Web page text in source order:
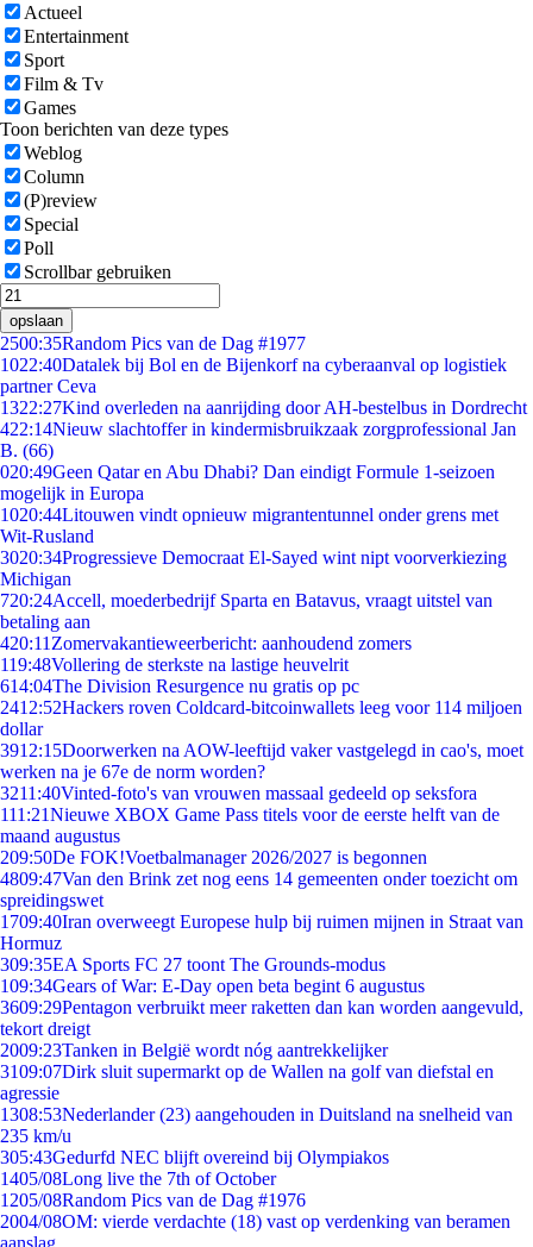
Actueel
Entertainment
Sport
Film & Tv
Games
Toon berichten van deze types
Weblog
Column
(P)review
Special
Poll
Scrollbar gebruiken
opslaan
2500:35Random Pics van de Dag #1977
1022:40Datalek bij Bol en de Bijenkorf na cyberaanval op logistiek
partner Ceva
1322:27Kind overleden na aanrijding door AH-bestelbus in Dordrecht
422:14Nieuw slachtoffer in kindermisbruikzaak zorgprofessional Jan
B. (66)
020:49Geen Qatar en Abu Dhabi? Dan eindigt Formule 1-seizoen
mogelijk in Europa
1020:44Litouwen vindt opnieuw migrantentunnel onder grens met
Wit-Rusland
3020:34Progressieve Democraat El-Sayed wint nipt voorverkiezing
Michigan
720:24Accell, moederbedrijf Sparta en Batavus, vraagt uitstel van
betaling aan
420:11 Zomervakantieweerbericht: aanhoudend zomers
119:48Vollering de sterkste na lastige heuvelrit
614:04The Division Resurgence nu gratis op pc
2412:52Hackers roven Coldcard-bitcoinwallets leeg voor 114 miljoen
dollar
3912:15Doorwerken na AOW-leeftijd vaker vastgelegd in cao's, moet
werken na je 67e de norm worden?
3211:40Vinted-foto's van vrouwen massaal gedeeld op seksfora
111:21Nieuwe XBOX Game Pass titels voor de eerste helft van de
maand augustus
209:50De FOK!Voetbalmanager 2026/2027 is begonnen
4809:47Van den Brink zet nog eens 14 gemeenten onder toezicht om
spreidingswet
1709:40Iran overweegt Europese hulp bij ruimen mijnen in Straat van
Hormuz
309:35EA Sports FC 27 toont The Grounds-modus
109:34Gears of War: E-Day open beta begint 6 augustus
3609:29Pentagon verbruikt meer raketten dan kan worden aangevuld,
tekort dreigt
2009:23Tanken in België wordt nóg aantrekkelijker
3109:07Dirk sluit supermarkt op de Wallen na golf van diefstal en
agressie
1308:53Nederlander (23) aangehouden in Duitsland na snelheid van
235 km/u
305:43Gedurfd NEC blijft overeind bij Olympiakos
1405/08Long live the 7th of October
1205/08Random Pics van de Dag #1976
2004/08OM: vierde verdachte (18) vast op verdenking van beramen
aanslag